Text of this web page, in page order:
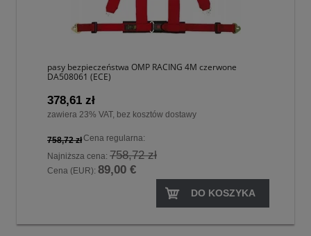
pasy bezpieczeństwa OMP RACING 4M czerwone
DA508061 (ECE)
378,61 zł
zawiera 23% VAT, bez kosztów dostawy
Cena regularna:
758,72 zł
Najniższa cena: 758,72 zł
Cena (EUR): 89,00 €
DO KOSZYKA